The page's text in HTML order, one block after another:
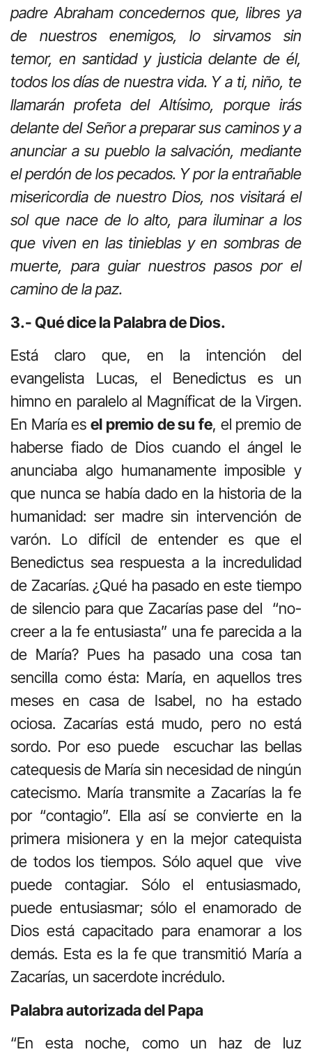
padre Abraham concedernos que, libres ya
de nuestros enemigos, lo sirvamos sin
temor, en santidad y justicia delante de él,
todos los días de nuestra vida. Y a ti, niño, te
llamarán profeta del Altísimo, porque irás
delante del Señor a preparar sus caminos y a
anunciar a su pueblo la salvación, mediante
el perdón de los pecados. Y por la entrañable
misericordia de nuestro Dios, nos visitará el
sol que nace de lo alto, para iluminar a los
que viven en las tinieblas y en sombras de
muerte, para guiar nuestros pasos por el
camino de la paz.
3.- Qué dice la Palabra de Dios.
Está claro que, en la intención del
evangelista Lucas, el Benedictus es un
himno en paralelo al Magníficat de la Virgen.
En María esel premio de su fe, el premio de
haberse fiado de Dios cuando el ángel le
anunciaba algo humanamente imposible y
que nunca se había dado en la historia de la
humanidad: ser madre sin intervención de
varón. Lo difícil de entender es que el
Benedictus sea respuesta a la incredulidad
de Zacarías. ¿Qué ha pasado en este tiempo
de silencio para que Zacarías pase del “no-
creer a la fe entusiasta” una fe parecida a la
de María? Pues ha pasado una cosa tan
sencilla como ésta: María, en aquellos tres
meses en casa de Isabel, no ha estado
ociosa. Zacarías está mudo, pero no está
sordo. Por eso puede escuchar las bellas
catequesis de María sin necesidad de ningún
catecismo. María transmite a Zacarías la fe
por “contagio”. Ella así se convierte en la
primera misionera y en la mejor catequista
de todos los tiempos. Sólo aquel que vive
puede contagiar. Sólo el entusiasmado,
puede entusiasmar; sólo el enamorado de
Dios está capacitado para enamorar a los
demás. Esta es la fe que transmitió María a
Zacarías, un sacerdote incrédulo.
Palabra autorizada del Papa
“En esta noche, como un haz de luz